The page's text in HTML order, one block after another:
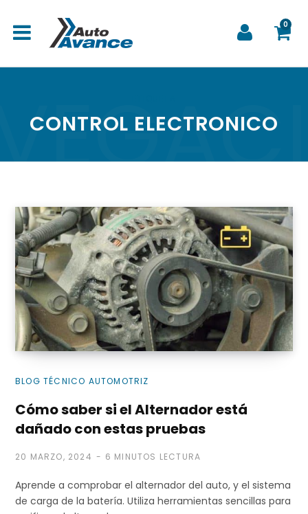
0
a
r
r
CONTROL ELECTRONICO
BLOG TÉCNICO AUTOMOTRIZ
Cómo saber si el Alternador está
dañado con estas pruebas
20 MARZO, 2024 6 MINUTOS LECTURA
Aprende a comprobar el alternador del auto, y el sistema
de carga de la batería. Utiliza herramientas sencillas para